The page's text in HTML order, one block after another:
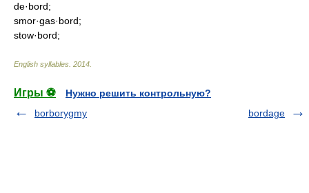
de·bord;
smor·gas·bord;
stow·bord;
English syllables 2014
Игры ⚽
Нужно решить контрольную?
borborygmy
bordage